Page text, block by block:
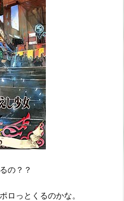
の？？
ロっとくるのかな。